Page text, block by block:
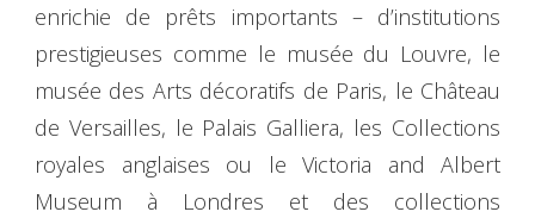
enrichie de prêts importants – d’institutions
prestigieuses comme le musée du Louvre, le
musée des Arts décoratifs de Paris, le Château
de Versailles, le Palais Galliera, les Collections
royales anglaises ou le Victoria and Albert
Museum à Londres et des collections